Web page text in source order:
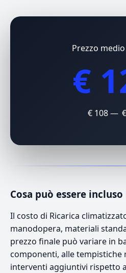
Prezzo
€
€ 108 —
Cosa può essere
Il costo di Ricarica
manodopera, materiali
prezzo finale può variare in
componenti, alle tempistiche
interventi aggiuntivi rispetto